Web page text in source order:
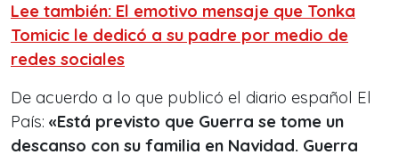
Lee también: El emotivo mensaje que Tonka
Tomicic le dedicó a su padre por medio de
redes sociales
De acuerdo a lo que publicó el diario español El
País: «Está previsto que Guerra se tome un
descanso con su familia en Navidad. Guerra